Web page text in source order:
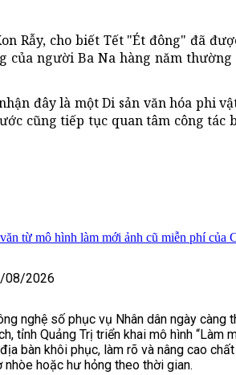
Rẫy, cho biết Tết "Ét đông" đã
của người Ba Na hàng năm
đây là một Di sản văn hóa phi
cũng tiếp tục quan tâm công tác
từ mô hình làm mới ảnh cũ miễn phí của
08/2026
nghệ số phục vụ Nhân dân ngày càng
tỉnh Quảng Trị triển khai mô hình “Làm
bàn khôi phục, làm rõ và nâng cao
nhòe hoặc hư hỏng theo thời gian.